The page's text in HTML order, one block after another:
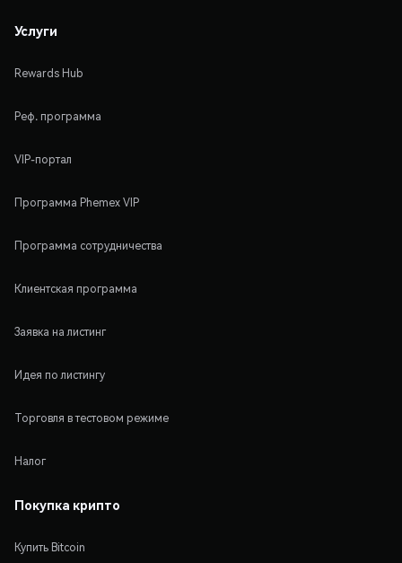
Услуги
Rewards Hub
Реф. программа
VIP-портал
Программа Phemex VIP
Программа сотрудничества
Клиентская программа
Заявка на листинг
Идея по листингу
Торговля в тестовом режиме
Налог
Покупка крипто
Купить Bitcoin